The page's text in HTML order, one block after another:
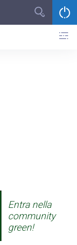
Entra nella
community
green!